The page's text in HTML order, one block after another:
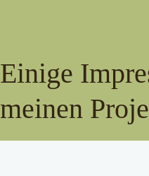
Einige
meinen